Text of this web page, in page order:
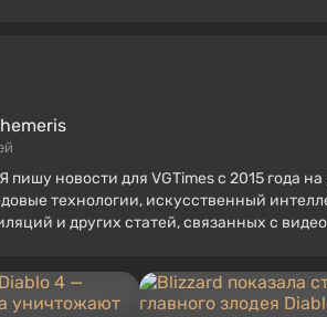
пишу новости для VGTimes с 2015 года
технологии, искусственный
и других статей, связанных с